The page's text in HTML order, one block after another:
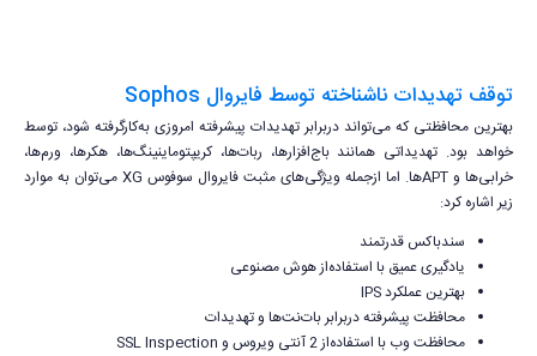
توقف تهدیدات ناشناخته توسط فایروال Sophos
بهترین محافظتی که می‌تواند دربرابر تهدیدات پیشرفته امروزی به‌کارگرفته شود، توسط
خواهد بود. تهدیداتی همانند باج‌افزارها، ربات‌ها، کریپتوماینینگ‌ها، هکرها، ورم‌ها،
خرابی‌ها و APTها. اما ازجمله ویژگی‌های مثبت فایروال سوفوس XG می‌توان به موارد
زیر اشاره کرد:
سندباکس قدرتمند
یادگیری عمیق با استفاده‌از هوش مصنوعی
بهترین عملکرد IPS
محافظت پیشرفته دربرابر بات‌نت‌ها و تهدیدات
محافظت وب با استفاده‌از 2 آنتی ویروس و SSL Inspection